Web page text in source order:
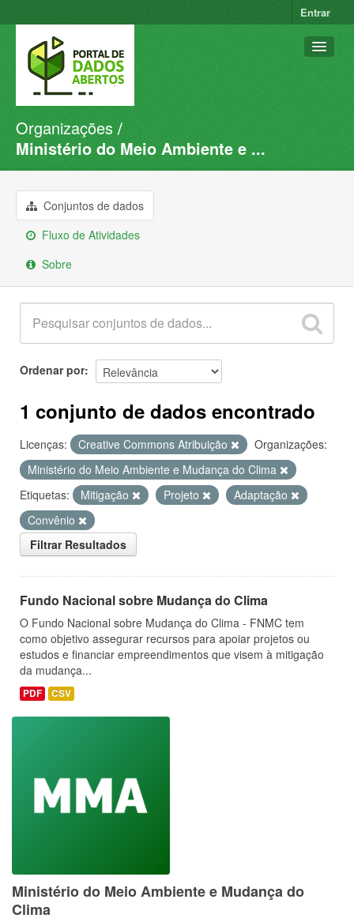
Entrar
Conjuntos de dados
Organizações
Sobre
Organizações
Ministério do Meio Ambiente e ...
Conjuntos de dados
Fluxo de Atividades
Sobre
Ordenar por
1 conjunto de dados encontrado
Licenças: Creative Commons Atribuição
Organizações:
Ministério do Meio Ambiente e Mudança do Clima
Etiquetas:
Mitigação Projeto
Adaptação
Convênio
Filtrar Resultados
Fundo Nacional sobre Mudança do Clima
O Fundo Nacional sobre Mudança do Clima - FNMC tem
como objetivo assegurar recursos para apoiar projetos ou
estudos e financiar empreendimentos que visem à mitigação
da mudança...
PDF CSV
Ministério do Meio Ambiente e Mudança do
Clima